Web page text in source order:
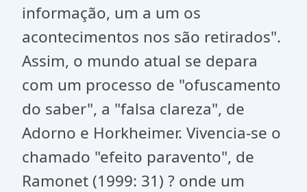
informação, um a um os
acontecimentos nos são retirados".
Assim, o mundo atual se depara
com um processo de "ofuscamento
do saber", a "falsa clareza", de
Adorno e Horkheimer. Vivencia-se o
chamado "efeito paravento", de
Ramonet (1999: 31) ? onde um